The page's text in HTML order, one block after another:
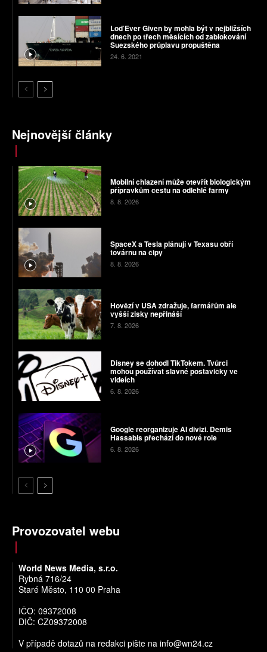
Loď Ever Given by mohla být v nejbližších
dnech po třech měsících od zablokování
Suezského průplavu propuštěna
24. 6. 2021
Nejnovější články
Mobilní chlazení může otevřít biologickým
přípravkům cestu na odlehlé farmy
8. 8. 2026
SpaceX a Tesla plánují v Texasu obří
továrnu na čipy
8. 8. 2026
Hovězí v USA zdražuje, farmářům ale
vyšší zisky nepřináší
7. 8. 2026
Disney se dohodl TikTokem. Tvůrci
mohou používat slavné postavičky ve
videích
6. 8. 2026
Google reorganizuje AI divizi. Demis
Hassabis přechází do nové role
6. 8. 2026
Provozovatel webu
World News Media, s.r.o.
Rybná 716/24
Staré Město, 110 00 Praha
IČO: 09372008
DIČ: CZ09372008
V případě dotazů na redakci pište na info@wn24.cz